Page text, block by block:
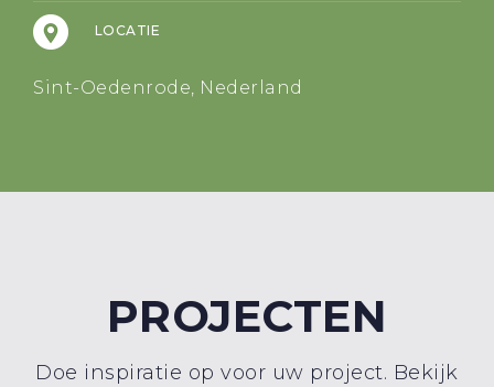
LOCATIE
Sint-Oedenrode, Nederland
PROJECTEN
Doe inspiratie op voor uw project. Bekijk